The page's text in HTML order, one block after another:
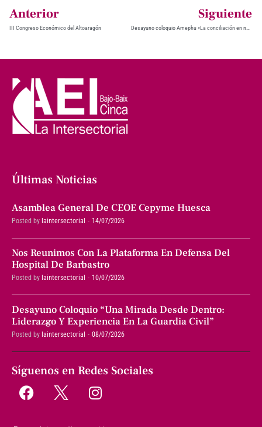
Anterior
III Congreso Económico del Altoaragón
Siguiente
Desayuno coloquio Amephu «La conciliación en nuestro país»
Últimas Noticias
Asamblea General De CEOE Cepyme Huesca
Posted by laintersectorial 14/07/2026
Nos Reunimos Con La Plataforma En Defensa Del
Hospital De Barbastro
Posted by laintersectorial 10/07/2026
Desayuno Coloquio “Una Mirada Desde Dentro:
Liderazgo Y Experiencia En La Guardia Civil”
Posted by laintersectorial 08/07/2026
Síguenos en Redes Sociales